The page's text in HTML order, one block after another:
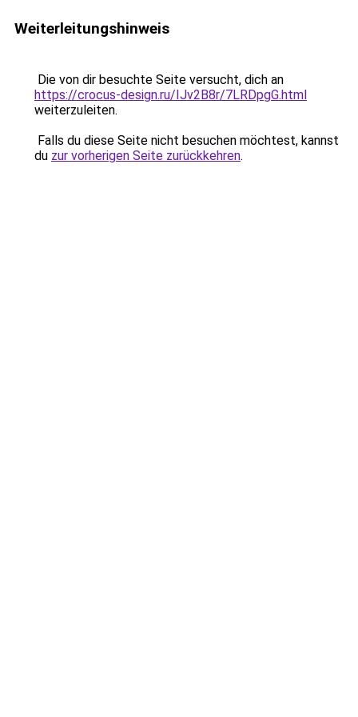
Weiterleitungshinweis
Die von dir besuchte Seite versucht, dich an
https://crocus-design.ru/IJv2B8r/7LRDpgG.html
weiterzuleiten.
Falls du diese Seite nicht besuchen möchtest, kannst
du zur vorherigen Seite zurückkehren.